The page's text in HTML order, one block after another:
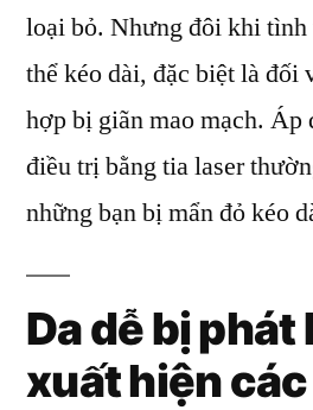
loại bỏ. Nhưng đôi khi tình
thể kéo dài, đặc biệt là
hợp bị giãn mao mạch. Áp
điều trị bằng tia laser
những bạn bị mẩn đỏ kéo
Da dễ bị phát
xuất hiện